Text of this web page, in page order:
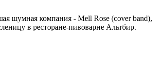
шумная компания - Mell Rose (cover band),
в ресторане-пивоварне Альтбир.